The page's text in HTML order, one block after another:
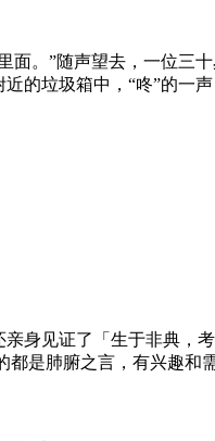
。”随声望去，一位
的垃圾箱中，“咚”的一
身见证了「生于非典
是肺腑之言，有兴趣和